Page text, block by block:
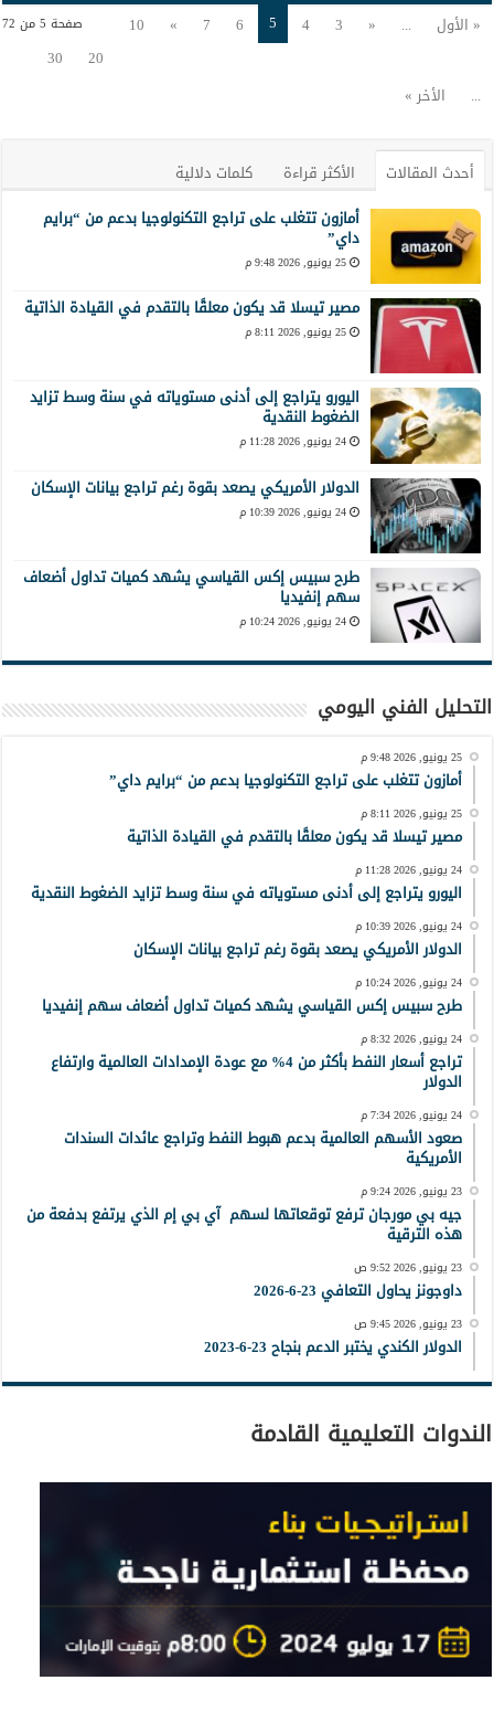
صفحة 5 من 72 « الأول ...
«
3
4
5
6
7
»
10
20
30
...
الأخر »
أحدث المقالات الأكثر قراءة
كلمات دلالية
أمازون تتغلب على تراجع التكنولوجيا بدعم من “برايم
داي”
25 يونيو, 2026 9:48 م
مصير تيسلا قد يكون معلقًا بالتقدم في القيادة الذاتية
25 يونيو, 2026 8:11 م
اليورو يتراجع إلى أدنى مستوياته في سنة وسط تزايد
الضغوط النقدية
24 يونيو, 2026 11:28 م
الدولار الأمريكي يصعد بقوة رغم تراجع بيانات الإسكان
24 يونيو, 2026 10:39 م
طرح سبيس إكس القياسي يشهد كميات تداول أضعاف
سهم إنفيديا
24 يونيو, 2026 10:24 م
التحليل الفني اليومي
25 يونيو, 2026 9:48 م
أمازون تتغلب على تراجع التكنولوجيا بدعم من “برايم داي”
25 يونيو, 2026 8:11 م
مصير تيسلا قد يكون معلقًا بالتقدم في القيادة الذاتية
24 يونيو, 2026 11:28 م
اليورو يتراجع إلى أدنى مستوياته في سنة وسط تزايد الضغوط النقدية
24 يونيو, 2026 10:39 م
الدولار الأمريكي يصعد بقوة رغم تراجع بيانات الإسكان
24 يونيو, 2026 10:24 م
طرح سبيس إكس القياسي يشهد كميات تداول أضعاف سهم إنفيديا
24 يونيو, 2026 8:32 م
تراجع أسعار النفط بأكثر من 4% مع عودة الإمدادات العالمية وارتفاع
الدولار
24 يونيو, 2026 7:34 م
صعود الأسهم العالمية بدعم هبوط النفط وتراجع عائدات السندات
الأمريكية
23 يونيو, 2026 9:24 م
جيه بي مورجان ترفع توقعاتها لسهم آي بي إم الذي يرتفع بدفعة من
هذه الترقية
23 يونيو, 2026 9:52 ص
داوجونز يحاول التعافي 23-6-2026
23 يونيو, 2026 9:45 ص
الدولار الكندي يختبر الدعم بنجاح 23-6-2023
الندوات التعليمية القادمة